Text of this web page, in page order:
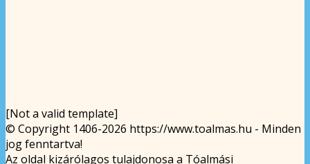
[Not a valid template]
© Copyright 1406-2026 https://www.toalmas.hu - Minden
jog fenntartva!
Az oldal kizárólagos tulajdonosa a Tóalmási